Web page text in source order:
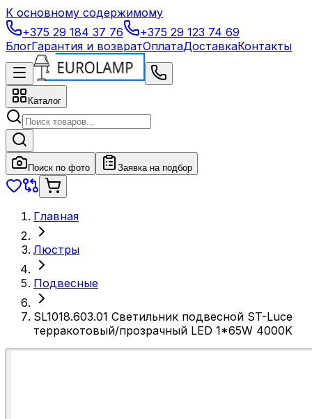
К основному содержимому
+375 29 184 37 76
+375 29 123 74 69
БлогГарантия и возвратОплатаДоставкаКонтакты
Каталог
Поиск по фото Заявка на подбор
Главная
Люстры
Подвесные
SL1018.603.01 Светильник подвесной ST-Luce
терракотовый/прозрачный LED 1*65W 4000K